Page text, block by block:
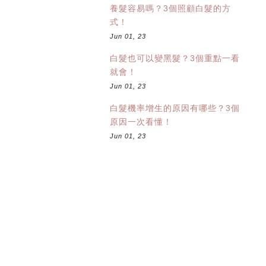
養髮容易嗎？3個照顧白髮的方
式！
Jun 01, 23
白髮也可以變黑髮？3個重點一看
就會！
Jun 01, 23
白髮機率增生的原因有哪些？3個
原因一次看懂！
Jun 01, 23